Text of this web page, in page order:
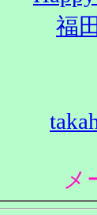
福
メ